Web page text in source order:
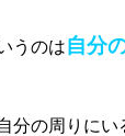
うのは自分
分の周りに